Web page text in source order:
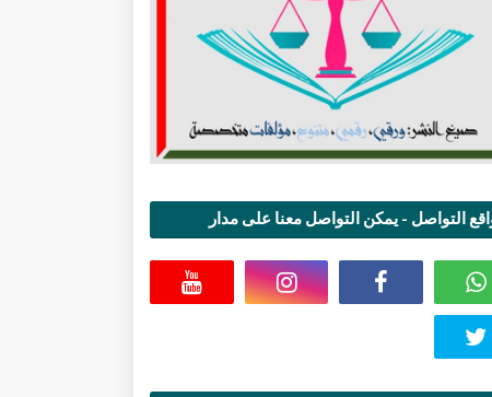
التواصل - يمكن التواصل معنا على مدار